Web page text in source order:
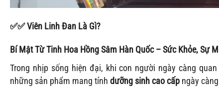
✅✅Viên Linh Đan Là Gì?
Bí Mật Từ Tinh Hoa Hồng Sâm Hàn Quốc – Sức Khỏe, Sự
Trong nhịp sống hiện đại, khi con người ngày càng
những sản phẩm mang tính dưỡng sinh cao cấp ngày